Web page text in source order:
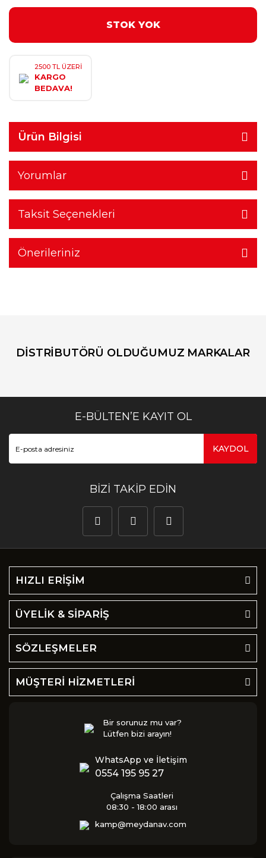
STOK YOK
2500 TL ÜZERİ
KARGO
BEDAVA!
Ürün Bilgisi
Yorumlar
Taksit Seçenekleri
Önerileriniz
DİSTRİBUTÖRÜ OLDUĞUMUZ MARKALAR
E-BÜLTEN’E KAYIT OL
KAYDOL
BİZİ TAKİP EDİN
HIZLI ERİŞİM
ÜYELİK & SİPARİŞ
SÖZLEŞMELER
MÜŞTERİ HİZMETLERİ
Bir sorunuz mu var?
Lütfen bizi arayın!
WhatsApp ve İletişim
0554 195 95 27
Çalışma Saatleri
08:30 - 18:00 arası
kamp@meydanav.com